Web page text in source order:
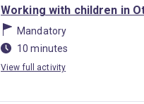
Working with children in
Mandatory
10 minutes
View full activity